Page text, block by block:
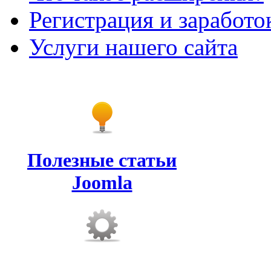
Регистрация и
Услуги нашего сайта
Полезные статьи
Joomla